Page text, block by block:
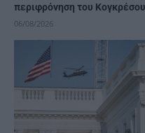
περιφρόνηση του Κογκρέσου
06/08/2026